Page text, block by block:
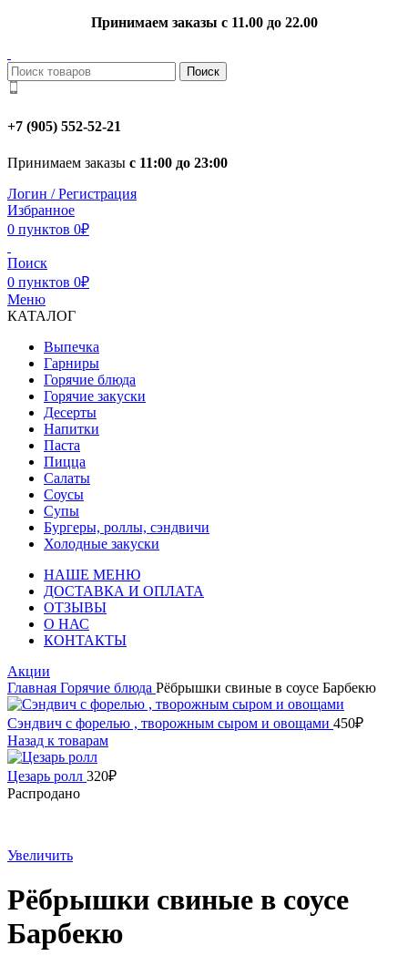
Принимаем заказы с 11.00 до 22.00
Поиск
+7 (905) 552-52-21
Принимаем заказы с 11:00 до 23:00
Логин / Регистрация
Избранное
0 пунктов 0₽
Поиск
0 пунктов 0₽
Меню
КАТАЛОГ
Выпечка
Гарниры
Горячие блюда
Горячие закуски
Десерты
Напитки
Паста
Пицца
Салаты
Соусы
Супы
Бургеры, роллы, сэндвичи
Холодные закуски
НАШЕ МЕНЮ
ДОСТАВКА И ОПЛАТА
ОТЗЫВЫ
О НАС
КОНТАКТЫ
Акции
Главная Горячие блюда Рёбрышки свиные в соусе Барбекю
Сэндвич с форелью , творожным сыром и овощами 450₽
Назад к товарам
Цезарь ролл 320₽
Распродано
Увеличить
Рёбрышки свиные в соусе
Барбекю